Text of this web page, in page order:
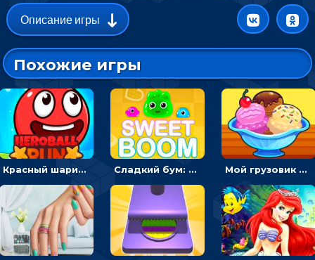
Описание игры
Похожие игры
Красный шарик-герой в бегах: прыгать, чтобы избегать препятствий Сладкий бум: тапнуть, чтобы взорвать желейки - головоломка Мой грузовик с мороженным: принимать заказы и готовить десерты